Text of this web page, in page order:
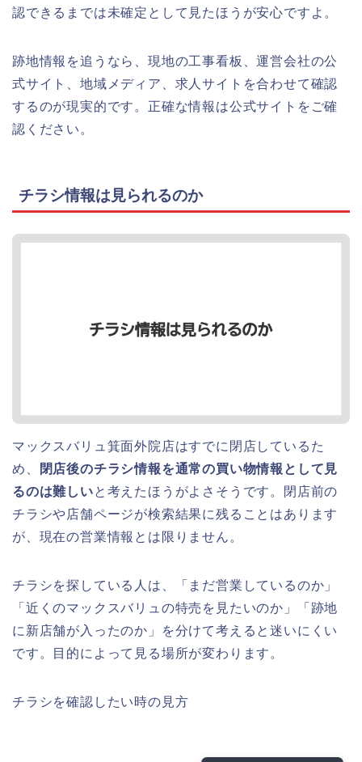
認できるまでは未確定として見たほうが安心ですよ。
跡地情報を追うなら、現地の工事看板、運営会社の公
式サイト、地域メディア、求人サイトを合わせて確認
するのが現実的です。正確な情報は公式サイトをご確
認ください。
チラシ情報は見られるのか
マックスバリュ箕面外院店はすでに閉店しているた
め、
閉店後のチラシ情報を通常の買い物情報として見
るのは難しいと考えたほうがよさそうです。閉店前の
チラシや店舗ページが検索結果に残ることはあります
が、現在の営業情報とは限りません。
チラシを探している人は、「まだ営業しているのか」
「近くのマックスバリュの特売を見たいのか」「跡地
に新店舗が入ったのか」を分けて考えると迷いにくい
です。目的によって見る場所が変わります。
チラシを確認したい時の見方